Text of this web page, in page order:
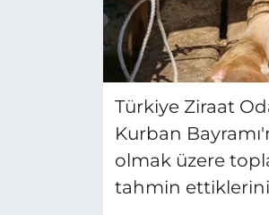
Türkiye Ziraat
Kurban
olmak üzere
tahmin